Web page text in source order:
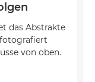
das Abstrakte
von oben.